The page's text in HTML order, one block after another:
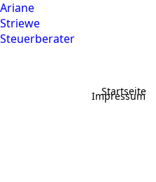
Ariane
Striewe
Steuerberater
Startseite
Impressum